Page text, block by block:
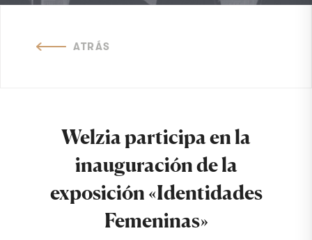
ATRÁS
Welzia participa en la
inauguración de la
exposición «Identidades
Femeninas»